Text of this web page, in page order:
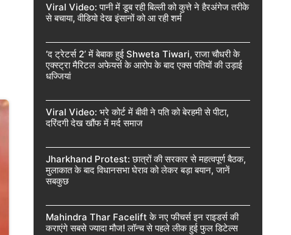
Viral Video: पानी में डूब रही बिल्ली को कुत्ते ने हैरअंगेज तरीके
से बचाया, वीडियो देख इंसानों को आ रही शर्म
‘द ट्रेटर्स 2’ में बेबाक हुई Shweta Tiwari, राजा चौधरी के
एक्स्ट्रा मैरिटल अफेयर्स के आरोप के बाद एक्स पतियों की उड़ाई
धज्जियां
Viral Video: भरे कोर्ट में बीवी ने पति को बेरहमी से पीटा,
दरिंदगी देख खौंफ में मर्द समाज
Jharkhand Protest: छात्रों की सरकार से महत्वपूर्ण बैठक,
मुलाकात के बाद विधानसभा घेराव को लेकर बड़ा बयान, जानें
सबकुछ
Mahindra Thar Facelift के नए फीचर्स इन राइडर्स की
कराएंगे सबसे ज्यादा मौज! लॉन्च से पहले लीक हुई फुल डिटेल्स